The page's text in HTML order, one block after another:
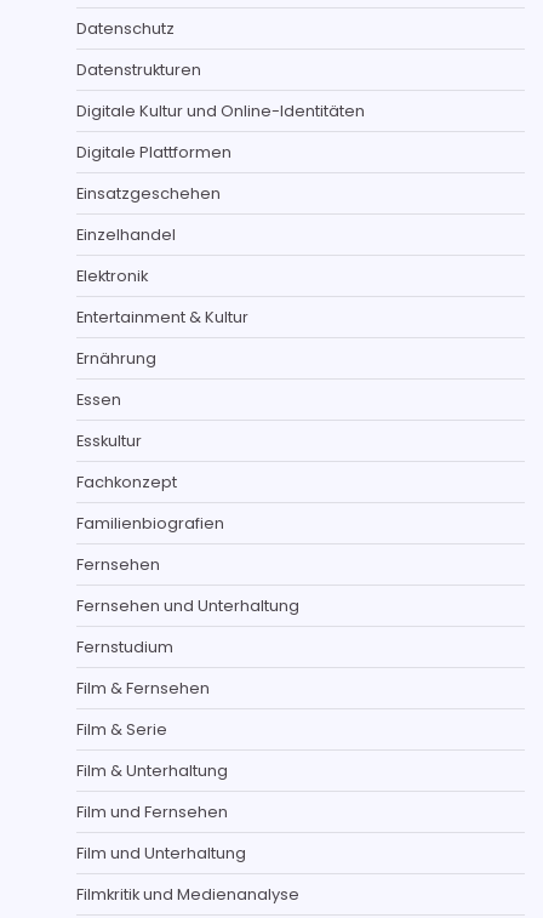
Datenschutz
Datenstrukturen
Digitale Kultur und Online-Identitäten
Digitale Plattformen
Einsatzgeschehen
Einzelhandel
Elektronik
Entertainment & Kultur
Ernährung
Essen
Esskultur
Fachkonzept
Familienbiografien
Fernsehen
Fernsehen und Unterhaltung
Fernstudium
Film & Fernsehen
Film & Serie
Film & Unterhaltung
Film und Fernsehen
Film und Unterhaltung
Filmkritik und Medienanalyse